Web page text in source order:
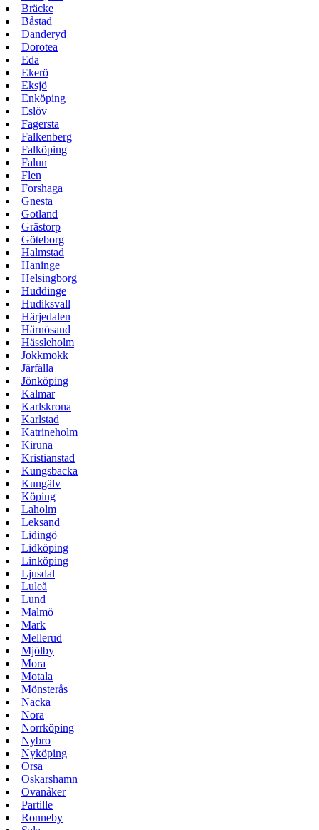
Bräcke
Båstad
Danderyd
Dorotea
Eda
Ekerö
Eksjö
Enköping
Eslöv
Fagersta
Falkenberg
Falköping
Falun
Flen
Forshaga
Gnesta
Gotland
Grästorp
Göteborg
Halmstad
Haninge
Helsingborg
Huddinge
Hudiksvall
Härjedalen
Härnösand
Hässleholm
Jokkmokk
Järfälla
Jönköping
Kalmar
Karlskrona
Karlstad
Katrineholm
Kiruna
Kristianstad
Kungsbacka
Kungälv
Köping
Laholm
Leksand
Lidingö
Lidköping
Linköping
Ljusdal
Luleå
Lund
Malmö
Mark
Mellerud
Mjölby
Mora
Motala
Mönsterås
Nacka
Nora
Norrköping
Nybro
Nyköping
Orsa
Oskarshamn
Ovanåker
Partille
Ronneby